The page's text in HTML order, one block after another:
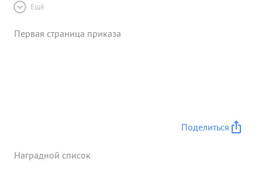
Ещё
Первая страница приказа
Поделиться
Наградной список